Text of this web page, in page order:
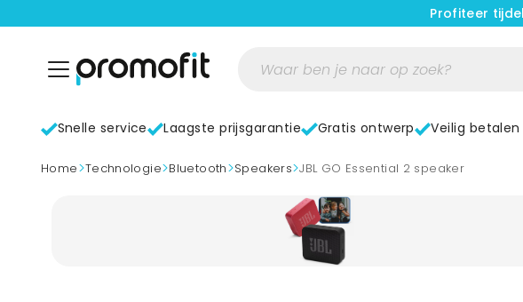
Profiteer
Snelle service Laagste prijsgarantie Gratis ontwerp Veilig betalen
home> Technologie> Bluetooth> Speakers> JBL GO Essential 2 speaker